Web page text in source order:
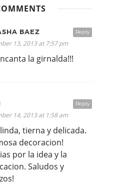
Reply
BAEZ
13, 2013 at 7:57 pm
la girnalda!!!
Reply
14, 2013 at 1:58 am
tierna y delicada.
decoracion!
por la idea y la
Saludos y